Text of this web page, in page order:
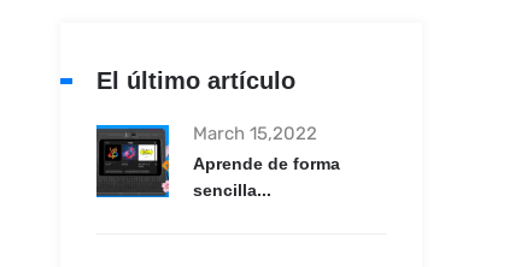
El último artículo
March 15,2022
Aprende de forma
sencilla...